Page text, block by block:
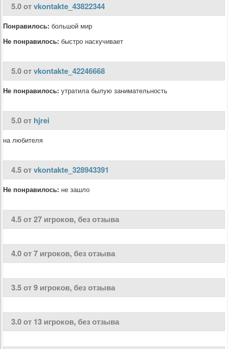
5.0 отvkontakte_43822344
Понравилось: большой мир
Не понравилось: быстро наскучивает
5.0 отvkontakte_42246668
Не понравилось: утратила былую занимательность
5.0 от hjrei
на любителя
4.5 отvkontakte_328943391
Не понравилось: не зашло
4.5 от 27 игроков, без отзыва
4.0 от 7 игроков, без отзыва
3.5 от 9 игроков, без отзыва
3.0 от 13 игроков, без отзыва